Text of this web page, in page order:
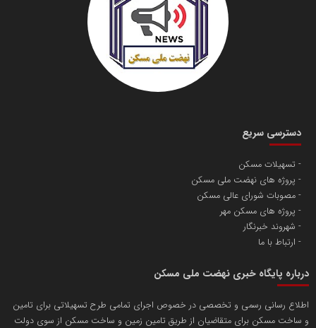
دسترسی سریع
تسهیلات مسکن
پروژه های نهضت ملی مسکن
مصوبات شورای عالی مسکن
پروژه های مسکن مهر
شهروند خبرنگار
ارتباط با ما
درباره پایگاه خبری نهضت ملی مسکن
اطلاع رسانی رسمی و تخصصی در خصوص اجرای تمامی طرح تسهیلاتی برای تامین
و ساخت مسکن برای متقاضیان از طریق تامین زمین و ساخت مسکن از سوی دولت